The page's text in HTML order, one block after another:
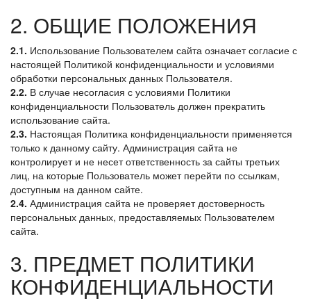
2. ОБЩИЕ ПОЛОЖЕНИЯ
2.1. Использование Пользователем сайта означает согласие с
настоящей Политикой конфиденциальности и условиями
обработки персональных данных Пользователя.
2.2. В случае несогласия с условиями Политики
конфиденциальности Пользователь должен прекратить
использование сайта.
2.3. Настоящая Политика конфиденциальности применяется
только к данному сайту. Администрация сайта не
контролирует и не несет ответственность за сайты третьих
лиц, на которые Пользователь может перейти по ссылкам,
доступным на данном сайте.
2.4. Администрация сайта не проверяет достоверность
персональных данных, предоставляемых Пользователем
сайта.
3. ПРЕДМЕТ ПОЛИТИКИ
КОНФИДЕНЦИАЛЬНОСТИ